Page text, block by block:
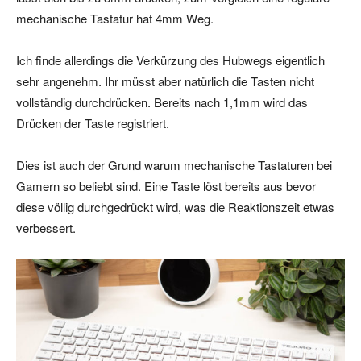
mechanische Tastatur hat 4mm Weg.
Ich finde allerdings die Verkürzung des Hubwegs eigentlich
sehr angenehm. Ihr müsst aber natürlich die Tasten nicht
vollständig durchdrücken. Bereits nach 1,1mm wird das
Drücken der Taste registriert.
Dies ist auch der Grund warum mechanische Tastaturen bei
Gamern so beliebt sind. Eine Taste löst bereits aus bevor
diese völlig durchgedrückt wird, was die Reaktionszeit etwas
verbessert.